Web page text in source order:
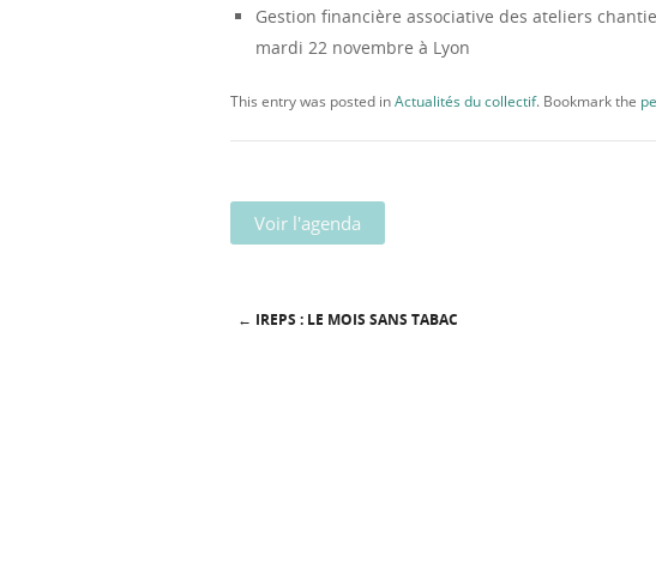
Gestion financière associative des ateliers
mardi 22 novembre à Lyon
This entry was posted inActualités du collectif. Bookmark the
Voir l'agenda
← IREPS : LE MOIS SANS TABAC